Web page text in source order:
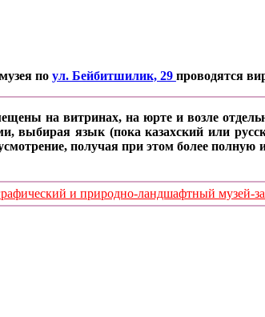
по ул. Бейбитшилик, 29 проводятся
на витринах, на юрте и возле
выбирая язык (пока казахский или
получая при этом более
и природно-ландшафтный музей-